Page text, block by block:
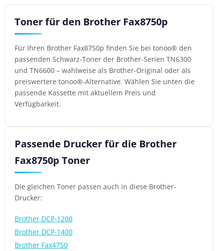
Toner für den Brother Fax8750p
Für Ihren Brother Fax8750p finden Sie bei tonoo® den
passenden Schwarz-Toner der Brother-Serien TN6300
und TN6600 – wahlweise als Brother-Original oder als
preiswertere tonoo®-Alternative. Wählen Sie unten die
passende Kassette mit aktuellem Preis und
Verfügbarkeit.
Passende Drucker für die Brother
Fax8750p Toner
Die gleichen Toner passen auch in diese Brother-
Drucker:
Brother DCP-1200
Brother DCP-1400
Brother Fax4750